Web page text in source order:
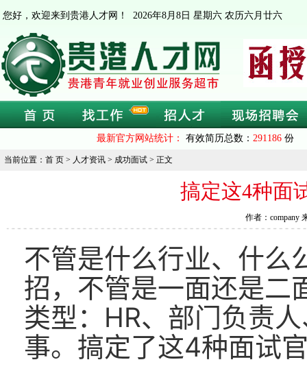
您好，欢迎来到贵港人才网！ 2026年8月8日 星期六 农历六月廿六
最新官方网站统计： 有效简历总数： 291186 份
当前位置：首 页 > 人才资讯 > 成功面试 > 正文
搞定这4种面
作者：company
不管是什么行业、什么
招，不管是一面还是二
类型：HR、部门负责
事。搞定了这4种面试